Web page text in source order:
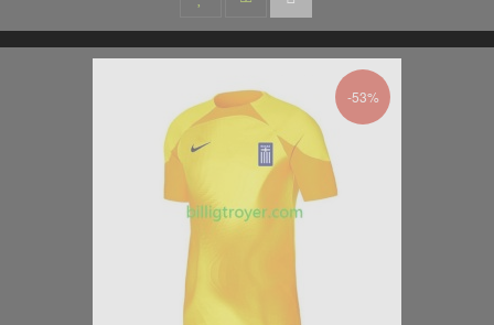
-53%